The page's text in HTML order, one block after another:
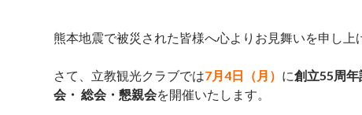
熊本地震で被災された皆様へ心よりお見舞いを申し上
さて、立教観光クラブでは7月4日（月） に創立55周
会・ 総会・懇親会を開催いたします。